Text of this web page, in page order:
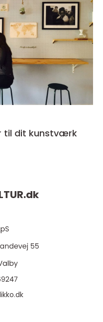
til dit kunstværk
dk